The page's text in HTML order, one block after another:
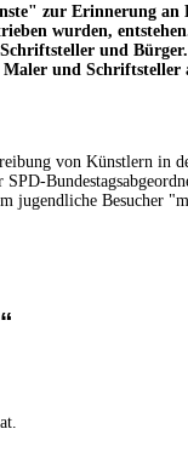
zur Erinnerung
wurden,
und
und Schriftsteller
von Künstlern in
jugendliche Besucher